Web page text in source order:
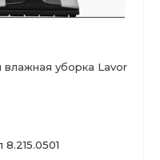
влажная уборка Lavor
8.215.0501